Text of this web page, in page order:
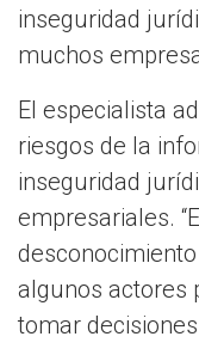
inseguridad
muchos
El especialista
riesgos de la
inseguridad
empresariales.
algunos actores
tomar